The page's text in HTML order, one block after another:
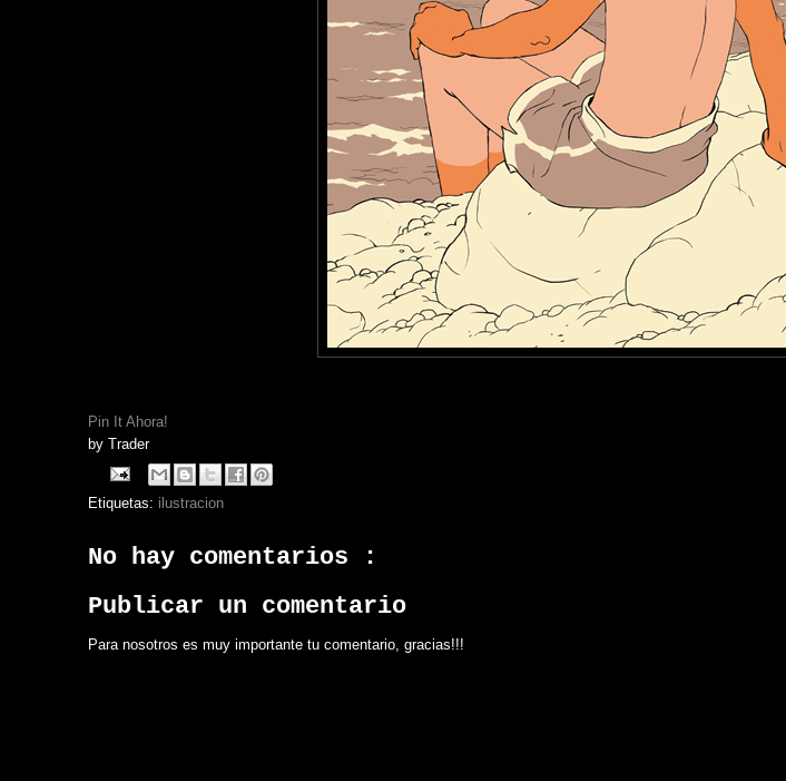
Pin It Ahora!
by Trader
Etiquetas: ilustracion
No hay comentarios :
Publicar un comentario
Para nosotros es muy importante tu comentario, gracias!!!